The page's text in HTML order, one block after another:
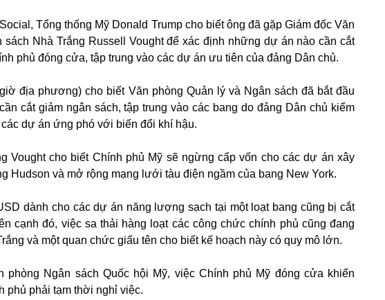
Tổng thống Mỹ Donald Trump cho biết ông đã gặp Giám đốc Văn
sách Nhà Trắng Russell Vought để xác định những dự án nào cần cắt
phủ đóng cửa, tập trung vào các dự án ưu tiên của đảng Dân chủ.
địa phương) cho biết Văn phòng Quản lý và Ngân sách đã bắt đầu
cắt giảm ngân sách, tập trung vào các bang do đảng Dân chủ kiểm
dự án ứng phó với biến đổi khí hậu.
Vought cho biết Chính phủ Mỹ sẽ ngừng cấp vốn cho các dự án xây
Hudson và mở rộng mạng lưới tàu điện ngầm của bang New York.
dành cho các dự án năng lượng sạch tại một loạt bang cũng bị cắt
cạnh đó, việc sa thải hàng loạt các công chức chính phủ cũng đang
và một quan chức giấu tên cho biết kế hoạch này có quy mô lớn.
phòng Ngân sách Quốc hội Mỹ, việc Chính phủ Mỹ đóng cửa khiến
phủ phải tạm thời nghỉ việc.